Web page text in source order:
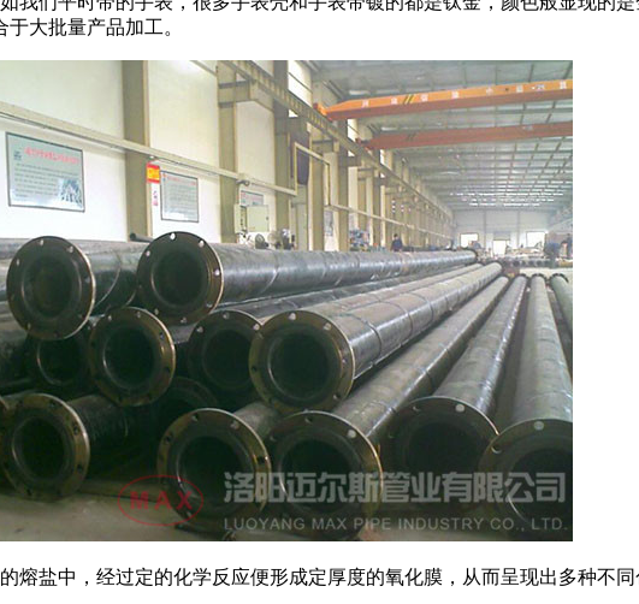
大批量产品加工。
熔盐中，经过定的化学反应便形成定厚度的氧化膜，从而呈现出多种不同